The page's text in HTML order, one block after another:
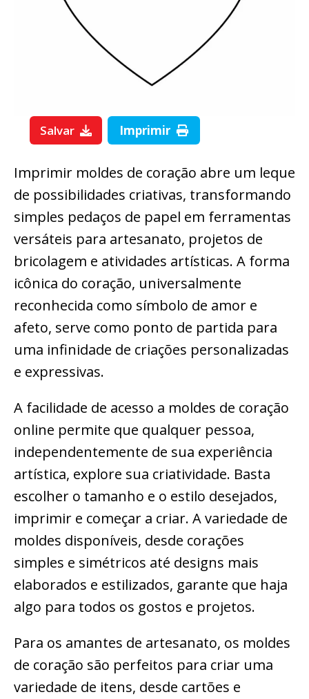
Salvar Imprimir
Imprimir moldes de coração abre um leque
de possibilidades criativas, transformando
simples pedaços de papel em ferramentas
versáteis para artesanato, projetos de
bricolagem e atividades artísticas. A forma
icônica do coração, universalmente
reconhecida como símbolo de amor e
afeto, serve como ponto de partida para
uma infinidade de criações personalizadas
e expressivas.
A facilidade de acesso a moldes de coração
online permite que qualquer pessoa,
independentemente de sua experiência
artística, explore sua criatividade. Basta
escolher o tamanho e o estilo desejados,
imprimir e começar a criar. A variedade de
moldes disponíveis, desde corações
simples e simétricos até designs mais
elaborados e estilizados, garante que haja
algo para todos os gostos e projetos.
Para os amantes de artesanato, os moldes
de coração são perfeitos para criar uma
variedade de itens, desde cartões e